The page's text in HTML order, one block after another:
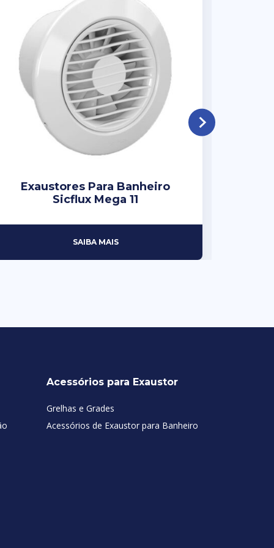
Exaustores Para Banheiro
Sicflux Mega 11
SAIBA MAIS
Acessórios para Exaustor
Grelhas e Grades
Acessórios de Exaustor para Banheiro